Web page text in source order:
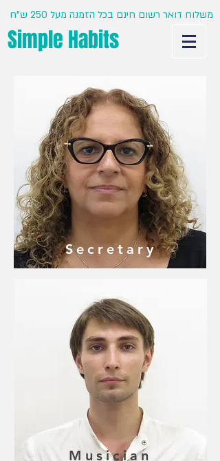
משלוח דואר רשום חינם בכל הזמנה מעל 250 ש"ח
Simple Habits
Secretary
Musician